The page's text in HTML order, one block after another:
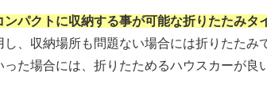
ンパクトに収納する事が可能な折りたたみタ
し、収納場所も問題ない場合には折りたた
た場合には、折りたためるハウスカーが良